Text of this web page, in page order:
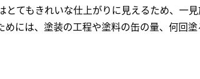
てもきれいな仕上がりに見えるため、一
には、塗装の工程や塗料の缶の量、何回塗